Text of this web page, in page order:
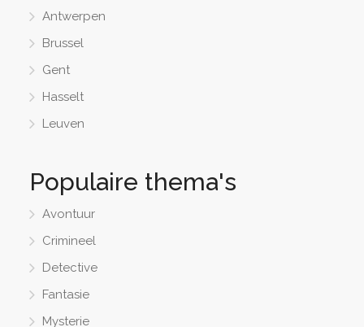
Antwerpen
Brussel
Gent
Hasselt
Leuven
Populaire thema's
Avontuur
Crimineel
Detective
Fantasie
Mysterie